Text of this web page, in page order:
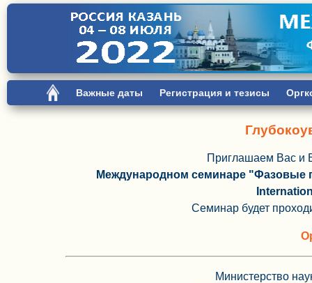
Важные даты Регистрация и тезисы
Приглашаем Вас и
Международном семинаре "Фазовые
Семинар будет
Министерство